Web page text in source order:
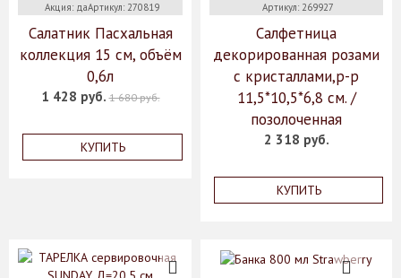
Акция: даАртикул: 270819
Салатник Пасхальная
коллекция 15 см, объём
0,6л
1 428 руб.1 680 руб.
КУПИТЬ
Артикул: 269927
Салфетница
декорированная розами
с кристаллами,р-р
11,5*10,5*6,8 см. /
позолоченная
2 318 руб.
КУПИТЬ